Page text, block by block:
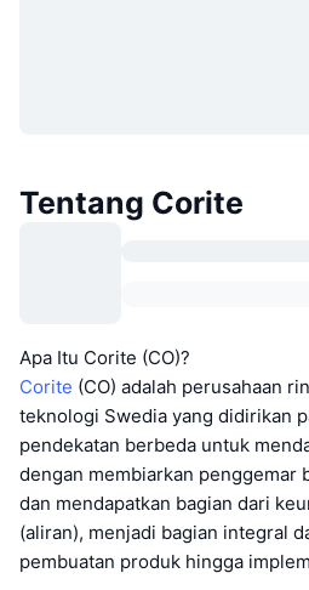
Tentang Corite
Apa Itu Corite (CO)?
Corite (CO) adalah perusahaan
teknologi Swedia yang didirikan
pendekatan berbeda untuk
dengan membiarkan penggemar
dan mendapatkan bagian dari
(aliran), menjadi bagian integral
pembuatan produk hingga